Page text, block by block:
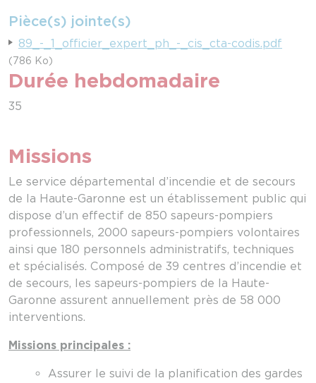
Pièce(s) jointe(s)
89_-_1_officier_expert_ph_-_cis_cta-codis.pdf
(786 Ko)
Durée hebdomadaire
35
Missions
Le service départemental d’incendie et de secours
de la Haute-Garonne est un établissement public qui
dispose d’un effectif de 850 sapeurs-pompiers
professionnels, 2000 sapeurs-pompiers volontaires
ainsi que 180 personnels administratifs, techniques
et spécialisés. Composé de 39 centres d’incendie et
de secours, les sapeurs-pompiers de la Haute-
Garonne assurent annuellement près de 58 000
interventions.
Missions principales :
Assurer le suivi de la planification des gardes